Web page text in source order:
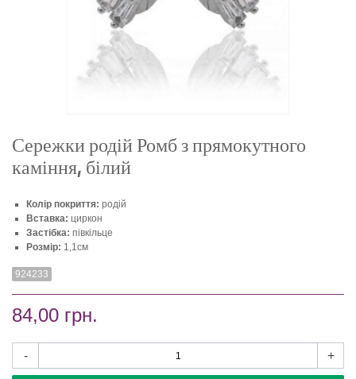
Сережки родій Ромб з прямокутного
каміння, білий
Колір покриття: родій
Вставка: циркон
Застібка: півкільце
Розмір: 1,1см
924233
84,00 грн.
- +